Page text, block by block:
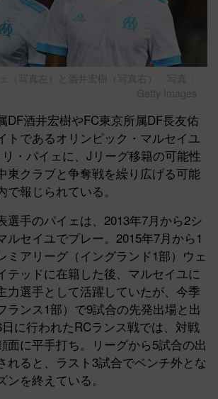
（写真左）と酒井宏樹（写真右） 写真：
Getty Images
酒井宏樹やFC東京所属DF長友佑
トであるオリンピック・マルセイユ
・パイェに、Jリーグ移籍の可能性
東クラブと争奪戦を繰り広げる可能
報じられている。
手のパイェは、2013年7月から2シ
ルセイユでプレー。2015年7月から1
ミアリーグ（イングランド1部）ウェ
テッドに在籍した後、マルセイユに
力選手として活躍していたが、今季
ランス1部）で9試合の先発出場と出
に行われたRCランス戦では、対戦
面に平手打ち。リーグから5試合の出
れると、ラスト3試合でベンチ外とな
ンを終えている。